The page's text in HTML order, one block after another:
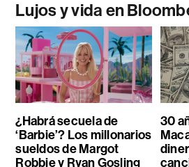
Lujos y vida en
¿Habrá secuela de
‘Barbie’? Los millonarios
sueldos de Margot
Robbie y Ryan Gosling
30